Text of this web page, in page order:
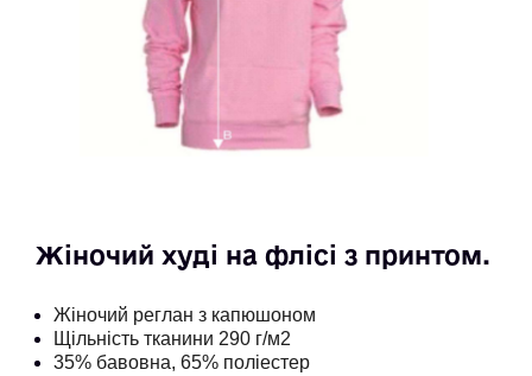
Жіночий худі на флісі з принтом.
Жіночий реглан з капюшоном
Щільність тканини 290 г/м2
35% бавовна, 65% поліестер